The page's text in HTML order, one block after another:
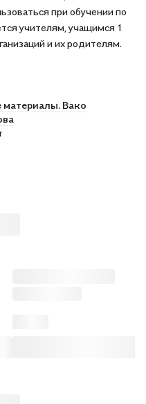
при обучении по
учителям, учащимся 1
и их родителям.
Вако